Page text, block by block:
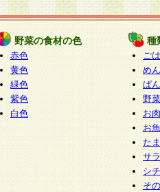
野菜の食材の色
赤色
黄色
緑色
紫色
白色
種
ご
めん
ぱん
野
お
お
た
サ
シ
そ